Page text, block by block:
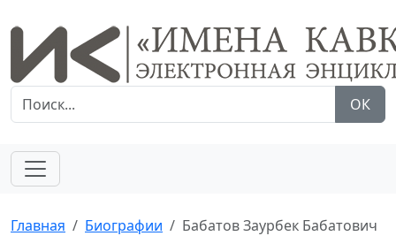
ОК
Главная Биографии Бабатов Заурбек Бабатович